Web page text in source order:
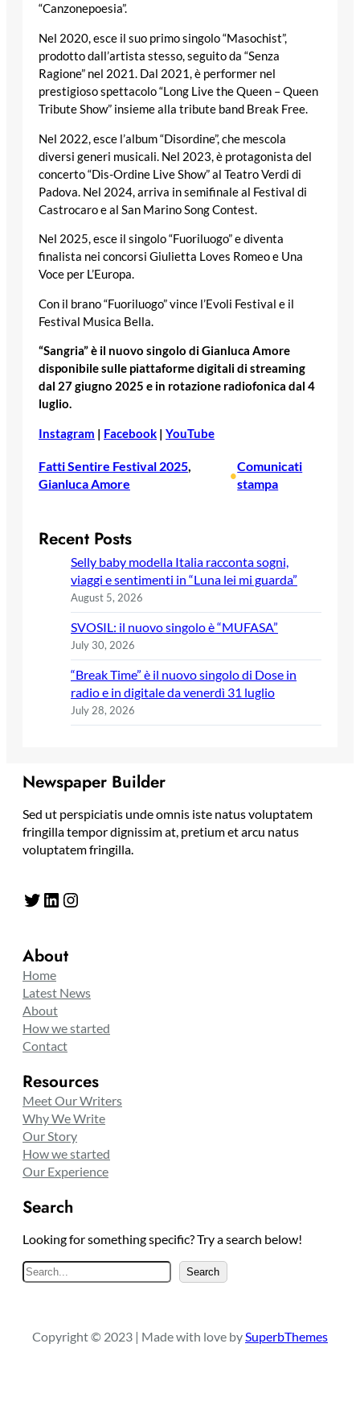
“Canzonepoesia”.
Nel 2020, esce il suo primo singolo “Masochist”,
prodotto dall’artista stesso, seguito da “Senza
Ragione” nel 2021. Dal 2021, è performer nel
prestigioso spettacolo “Long Live the Queen – Queen
Tribute Show” insieme alla tribute band Break Free.
Nel 2022, esce l’album “Disordine”, che mescola
diversi generi musicali. Nel 2023, è protagonista del
concerto “Dis-Ordine Live Show” al Teatro Verdi di
Padova. Nel 2024, arriva in semifinale al Festival di
Castrocaro e al San Marino Song Contest.
Nel 2025, esce il singolo “Fuoriluogo” e diventa
finalista nei concorsi Giulietta Loves Romeo e Una
Voce per L’Europa.
Con il brano “Fuoriluogo” vince l’Evoli Festival e il
Festival Musica Bella.
“Sangria” è il nuovo singolo di Gianluca Amore
disponibile sulle piattaforme digitali di streaming
dal 27 giugno 2025 e in rotazione radiofonica dal 4
luglio.
Instagram | Facebook | YouTube
Fatti Sentire Festival 2025
Gianluca Amore
•
Comunicati
stampa
Recent Posts
Selly baby modella Italia racconta sogni,
viaggi e sentimenti in “Luna lei mi guarda”
August 5, 2026
SVOSIL: il nuovo singolo è “MUFASA”
July 30, 2026
“Break Time” è il nuovo singolo di Dose in
radio e in digitale da venerdì 31 luglio
July 28, 2026
Newspaper Builder
Sed ut perspiciatis unde omnis iste natus voluptatem
fringilla tempor dignissim at, pretium et arcu natus
voluptatem fringilla.
Twitter LinkedIn Instagram
About
Home
Latest News
About
How we started
Contact
Resources
Meet Our Writers
Why We Write
Our Story
How we started
Our Experience
Search
Looking for something specific? Try a search below!
e
c
Search
Copyright © 2023 | Made with love bySuperbThemes